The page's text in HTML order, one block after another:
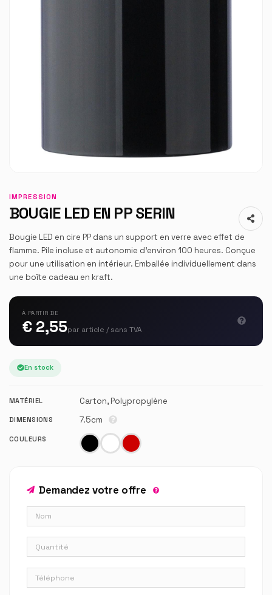
IMPRESSION
BOUGIE LED EN PP SERIN
Bougie LED en cire PP dans un support en verre avec effet de
flamme. Pile incluse et autonomie d’environ 100 heures. Conçue
pour une utilisation en intérieur. Emballée individuellement dans
une boîte cadeau en kraft.
À PARTIR DE
€ 2,55par article / sans TVA
En stock
MATÉRIEL Carton, Polypropylène
DIMENSIONS 7.5cm
COULEURS
Demandez votre offre